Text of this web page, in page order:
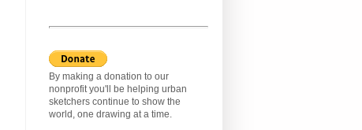
By making a donation to our
nonprofit you'll be helping urban
sketchers continue to show the
world, one drawing at a time.